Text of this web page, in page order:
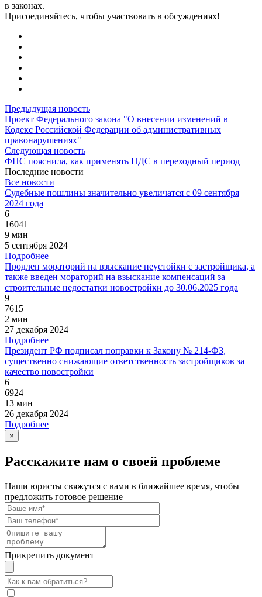
в законах.
Присоединяйтесь, чтобы участвовать в обсуждениях!
Предыдущая новость
Проект Федерального закона "О внесении изменений в
Кодекс Российской Федерации об административных
правонарушениях"
Следующая новость
ФНС пояснила, как применять НДС в переходный период
Последние новости
Все новости
Судебные пошлины значительно увеличатся с 09 сентября
2024 года
6
16041
9 мин
5 сентября 2024
Подробнее
Продлен мораторий на взыскание неустойки с застройщика, а
также введен мораторий на взыскание компенсаций за
строительные недостатки новостройки до 30.06.2025 года
9
7615
2 мин
27 декабря 2024
Подробнее
Президент РФ подписал поправки к Закону № 214-ФЗ,
существенно снижающие ответственность застройщиков за
качество новостройки
6
6924
13 мин
26 декабря 2024
Подробнее
×
Расскажите нам о своей проблеме
Наши юристы свяжутся с вами в ближайшее время, чтобы
предложить готовое решение
Прикрепить документ